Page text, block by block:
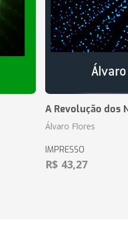
A Revolução dos
Álvaro Flores
IMPRESSO
R$ 43,27